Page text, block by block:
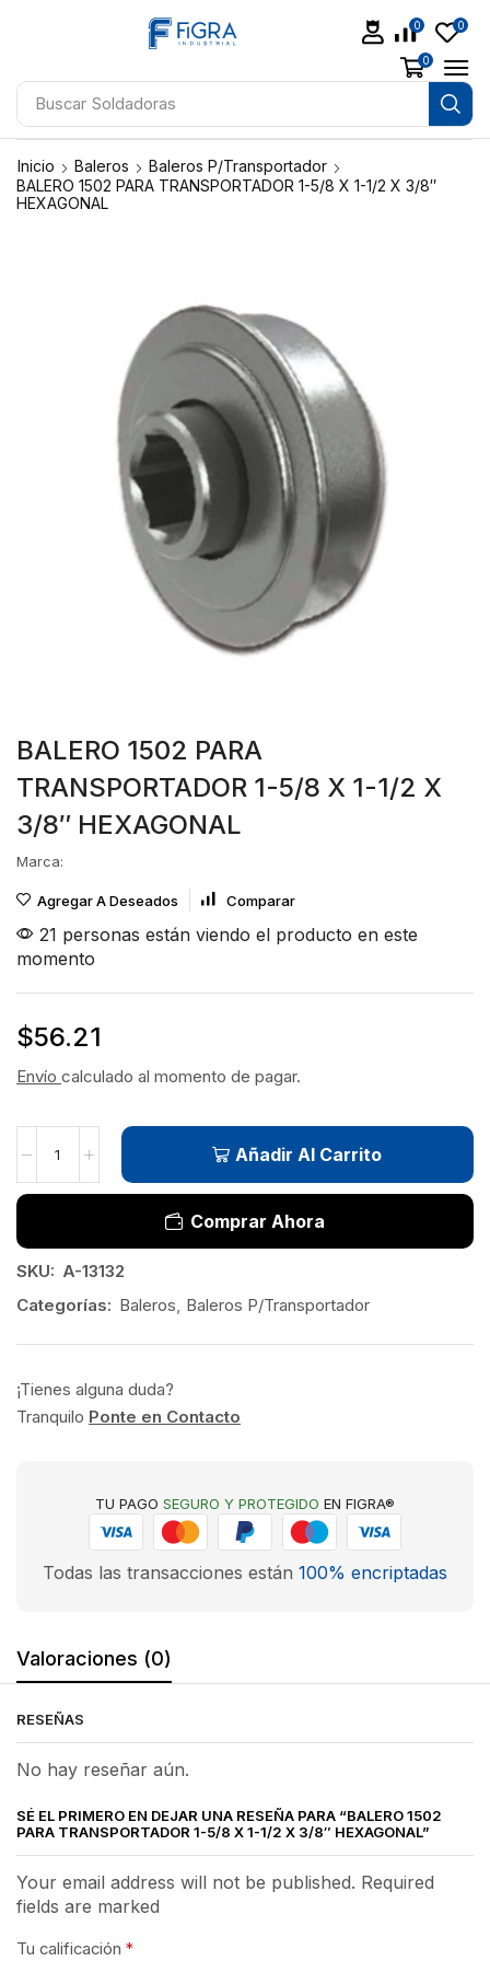
Buscar Soldadoras
0 0
0
Inicio Baleros
Baleros P/Transportador
BALERO 1502 PARA TRANSPORTADOR 1-5/8 X 1-1/2 X 3/8″
HEXAGONAL
BALERO 1502 PARA
TRANSPORTADOR 1-5/8 X 1-1/2 X
3/8″ HEXAGONAL
Marca:
Agregar A Deseados Comparar
21 personas están viendo el producto en este
momento
$56.21
Envío calculado al momento de pagar.
Añadir Al Carrito
Comprar Ahora
SKU: A-13132
Categorías: Baleros, Baleros P/Transportador
¡Tienes alguna duda?
Tranquilo Ponte en Contacto
TU PAGO SEGURO Y PROTEGIDO EN FIGRA®
Todas las transacciones están 100% encriptadas
Valoraciones (0)
RESEÑAS
No hay reseñar aún.
SÉ EL PRIMERO EN DEJAR UNA RESEÑA PARA “BALERO 1502
PARA TRANSPORTADOR 1-5/8 X 1-1/2 X 3/8″ HEXAGONAL”
Your email address will not be published. Required
fields are marked
Tu calificación *